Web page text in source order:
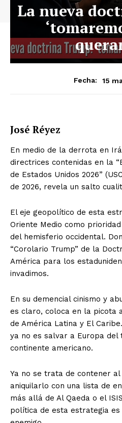
La nueva
Fecha: 15
José Réyez
En medio de la derrota en
directrices contenidas en la
de Estados Unidos 2026”
de 2026, revela un salto
El eje geopolítico de esta
Oriente Medio como
del hemisferio occidental.
“Corolario Trump” de la
América para los
invadimos.
En su demencial cinismo y
es claro, coloca en la picota
de América Latina y El
ya no es salvar a Europa
continente americano.
Ya no se trata de contener al
aniquilarlo con una lista de
más allá de Al Qaeda o el
política de esta estrategia